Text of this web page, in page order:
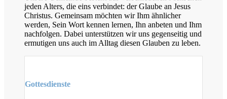
jeden Alters, die eins verbindet: der Glaube an Jesus
Christus. Gemeinsam möchten wir Ihm ähnlicher
werden, Sein Wort kennen lernen, Ihn anbeten und Ihm
nachfolgen. Dabei unterstützen wir uns gegenseitig und
ermutigen uns auch im Alltag diesen Glauben zu leben.
Gottesdienste